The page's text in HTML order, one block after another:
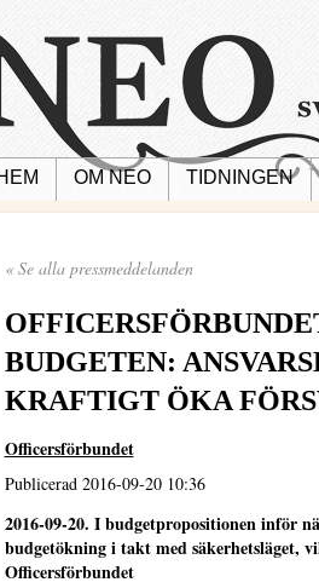
OM NEO TIDNINGEN
« Se alla pressmeddelanden
BUDGETEN:
KRAFTIGT ÖKA
Officersförbundet
Publicerad 2016-09-20 10:36
2016-09-20. I budgetpropositionen inför
budgetökning i takt med säkerhetsläget,
Officersförbundet